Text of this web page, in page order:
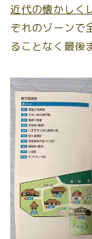
近代の懐かしく
ぞれのゾーンで
ることなく最後